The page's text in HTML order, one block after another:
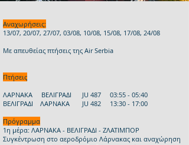
Αναχωρήσεις:
13/07, 20/07, 27/07, 03/08, 10/08, 15/08, 17/08, 24/08
Με απευθείας πτήσεις της Air Serbia
Πτήσεις
ΛΑΡΝΑΚΑ ΒΕΛΙΓΡΑΔΙ JU 487 03:55 - 05:40
ΒΕΛΙΓΡΑΔΙ ΛΑΡΝΑΚΑ JU 482 13:30 - 17:00
Πρόγραμμα
1η μέρα: ΛΑΡΝΑΚΑ - ΒΕΛΙΓΡΑΔΙ - ΖΛΑΤΙΜΠΟΡ
Συγκέντρωση στο αεροδρόμιο Λάρνακας και αναχώρηση